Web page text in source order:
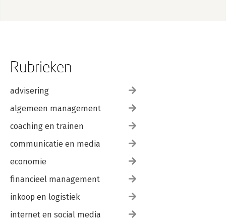
Rubrieken
advisering
algemeen management
coaching en trainen
communicatie en media
economie
financieel management
inkoop en logistiek
internet en social media